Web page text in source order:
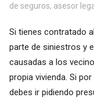
de seguros, asesor legal
Si tienes contratado
parte de siniestros y
causadas a los
propia vivienda. Si
debes ir pidiendo